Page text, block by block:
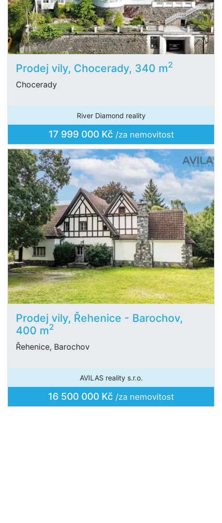
Prodej vily, Chocerady, 340 m2
Chocerady
River Diamond reality
17 999 000 Kč /za nemovitost
Prodej vily, Řehenice - Barochov,
400 m2
Řehenice, Barochov
AVILAS reality s.r.o.
16 500 000 Kč /za nemovitost